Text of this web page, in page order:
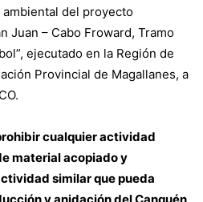
del proyecto
Juan – Cabo Froward, Tramo
ejecutado en la Región de
Provincial de Magallanes, a
cualquier actividad
material acopiado y
similar que pueda